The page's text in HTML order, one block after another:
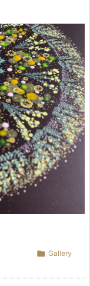
 Gallery